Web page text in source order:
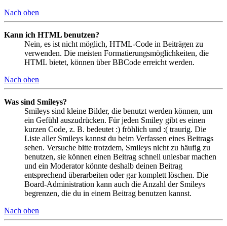
Nach oben
Kann ich HTML benutzen?
Nein, es ist nicht möglich, HTML-Code in Beiträgen zu
verwenden. Die meisten Formatierungsmöglichkeiten, die
HTML bietet, können über BBCode erreicht werden.
Nach oben
Was sind Smileys?
Smileys sind kleine Bilder, die benutzt werden können, um
ein Gefühl auszudrücken. Für jeden Smiley gibt es einen
kurzen Code, z. B. bedeutet :) fröhlich und :( traurig. Die
Liste aller Smileys kannst du beim Verfassen eines Beitrags
sehen. Versuche bitte trotzdem, Smileys nicht zu häufig zu
benutzen, sie können einen Beitrag schnell unlesbar machen
und ein Moderator könnte deshalb deinen Beitrag
entsprechend überarbeiten oder gar komplett löschen. Die
Board-Administration kann auch die Anzahl der Smileys
begrenzen, die du in einem Beitrag benutzen kannst.
Nach oben